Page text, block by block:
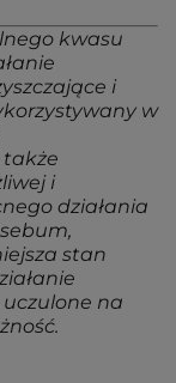
kwasu
i
w
także
i
działania
stan
na